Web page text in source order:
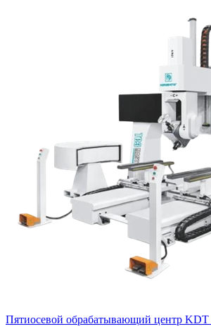
Пятиосевой обрабатывающий центр